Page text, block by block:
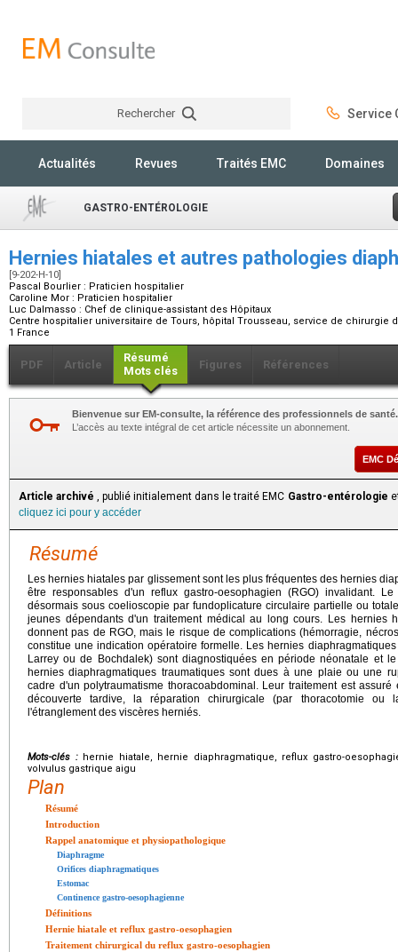
Rechercher Service
Actualités Revues Traités EMC Domaines
GASTRO-ENTÉROLOGIE
Hernies hiatales et autres pathologies
[9-202-H-10]
Pascal Bourlier : Praticien hospitalier
Caroline Mor : Praticien hospitalier
Luc Dalmasso : Chef de clinique-assistant des Hôpitaux
Centre hospitalier universitaire de Tours, hôpital Trousseau, service de chirurgie
1 France
PDF Article
Résumé
Mots clés
Figures Références
Bienvenue sur EM-consulte, la référence des professionnels de santé.
L’accès au texte intégral de cet article nécessite un abonnement.
EMC
Article archivé , publié initialement dans le traité EMC Gastro-entérologie
cliquez ici pour y accéder
Résumé
Les hernies hiatales par glissement sont les plus fréquentes des hernies
être responsables d'un reflux gastro-oesophagien (RGO) invalidant.
désormais sous coelioscopie par fundoplicature circulaire partielle ou
jeunes dépendants d'un traitement médical au long cours. Les hernies
donnent pas de RGO, mais le risque de complications (hémorragie,
constitue une indication opératoire formelle. Les hernies
Larrey ou de Bochdalek) sont diagnostiquées en période néonatale et
hernies diaphragmatiques traumatiques sont dues à une plaie ou une
cadre d'un polytraumatisme thoracoabdominal. Leur traitement est
découverte tardive, la réparation chirurgicale (par thoracotomie ou
l'étranglement des viscères herniés.
Mots-clés :hernie hiatale, hernie diaphragmatique, reflux gastro-
volvulus gastrique aigu
Plan
Résumé
Introduction
Rappel anatomique et physiopathologique
Diaphragme
Orifices diaphragmatiques
Estomac
Continence gastro-oesophagienne
Définitions
Hernie hiatale et reflux gastro-oesophagien
Traitement chirurgical du reflux gastro-oesophagien